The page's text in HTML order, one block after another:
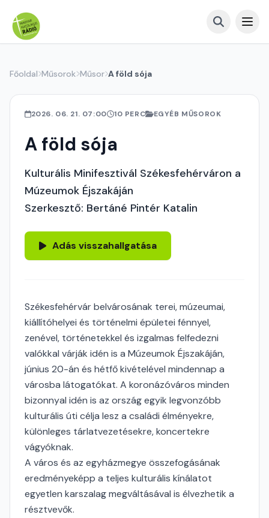
Főoldal Műsorok Műsor A föld sója
2026. 06. 21. 07:00 10 PERC EGYÉB MŰSOROK
A föld sója
Kulturális Minifesztivál Székesfehérváron a
Múzeumok Éjszakáján
Szerkesztő: Bertáné Pintér Katalin
Adás visszahallgatása
Székesfehérvár belvárosának terei, múzeumai,
kiállítóhelyei és történelmi épületei fénnyel,
zenével, történetekkel és izgalmas felfedezni
valókkal várják idén is a Múzeumok Éjszakáján,
június 20-án és hétfő kivételével mindennap a
városba látogatókat. A koronázóváros minden
bizonnyal idén is az ország egyik legvonzóbb
kulturális úti célja lesz a családi élményekre,
különleges tárlatvezetésekre, koncertekre
vágyóknak.
A város és az egyházmegye összefogásának
eredményeképp a teljes kulturális kínálatot
egyetlen karszalag megváltásával is élvezhetik a
résztvevők.